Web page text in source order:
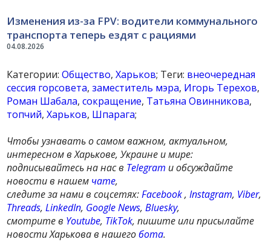
04.08.2026
Изменения из-за FPV: водители коммунального
транспорта теперь ездят с рациями
Категории:Общество,Харьков; Теги: внеочередная
сессия горсовета,заместитель мэра, Игорь Терехов,
Роман Шабала,сокращение, Татьяна Овинникова,
топчий,Харьков, Шпарага;
Чтобы узнавать о самом важном, актуальном,
интересном в Харькове, Украине и мире:
подписывайтесь на нас в Telegram и обсуждайте
новости в нашем чате,
следите за нами в соцсетях:Facebook,Instagram, Viber,
Threads,LinkedIn, Google News,Bluesky,
смотрите в Youtube, TikTok, пишите или присылайте
новости Харькова в нашегобота.